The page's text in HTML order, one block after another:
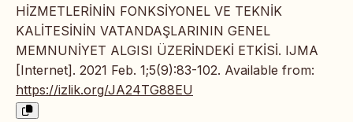
HİZMETLERİNİN FONKSİYONEL VE TEKNİK
KALİTESİNİN VATANDAŞLARININ GENEL
MEMNUNİYET ALGISI ÜZERİNDEKİ ETKİSİ. IJMA
[Internet]. 2021 Feb. 1;5(9):83-102. Available from:
https://izlik.org/JA24TG88EU